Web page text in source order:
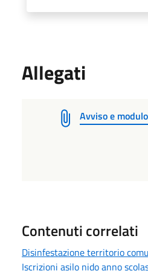
Allegati
Avviso e
Contenuti correlati
Disinfestazione territorio
Iscrizioni asilo nido anno